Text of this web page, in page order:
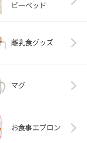
ビーベッド
離乳食グッズ
マグ
お食事エプロン